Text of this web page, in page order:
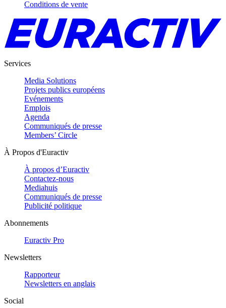
Conditions de vente
Services
Media Solutions
Projets publics européens
Evénements
Emplois
Agenda
Communiqués de presse
Members’ Circle
À Propos d'Euractiv
À propos d’Euractiv
Contactez-nous
Mediahuis
Communiqués de presse
Publicité politique
Abonnements
Euractiv Pro
Newsletters
Rapporteur
Newsletters en anglais
Social